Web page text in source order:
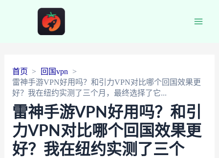
首页
回国vpn
雷神手游VPN好用吗？和引力VPN对比哪个回国效果更
好？我在纽约实测了三个月，最终选择了它...
雷神手游VPN好用吗？和引
力VPN对比哪个回国效果更
好？我在纽约实测了三个